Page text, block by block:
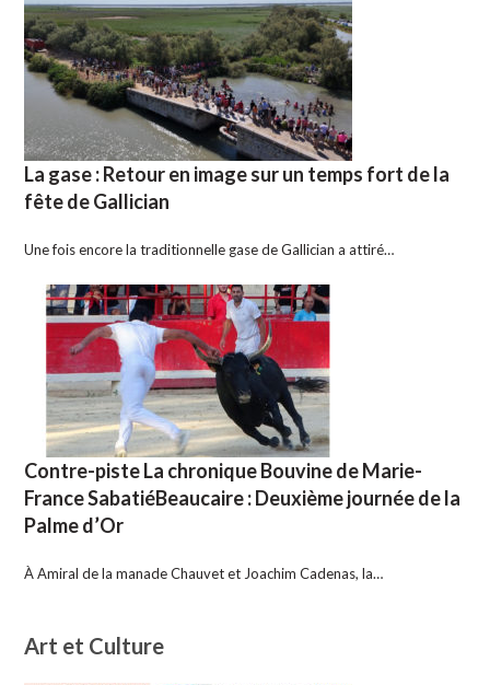
La gase : Retour en image sur un temps fort de la
fête de Gallician
Une fois encore la traditionnelle gase de Gallician a attiré…
Contre-piste La chronique Bouvine de Marie-
France SabatiéBeaucaire : Deuxième journée de la
Palme d’Or
À Amiral de la manade Chauvet et Joachim Cadenas, la…
Art et Culture